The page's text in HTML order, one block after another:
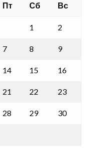
Пт Сб Вс
1 2
7 8 9
14 15 16
21 22 23
28 29 30